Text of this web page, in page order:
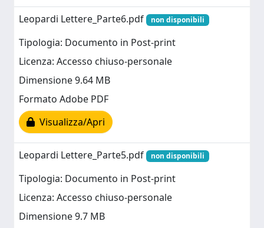
Leopardi Lettere_Parte6.pdf non disponibili
Tipologia: Documento in Post-print
Licenza: Accesso chiuso-personale
Dimensione 9.64 MB
Formato Adobe PDF
Visualizza/Apri
Leopardi Lettere_Parte5.pdf non disponibili
Tipologia: Documento in Post-print
Licenza: Accesso chiuso-personale
Dimensione 9.7 MB